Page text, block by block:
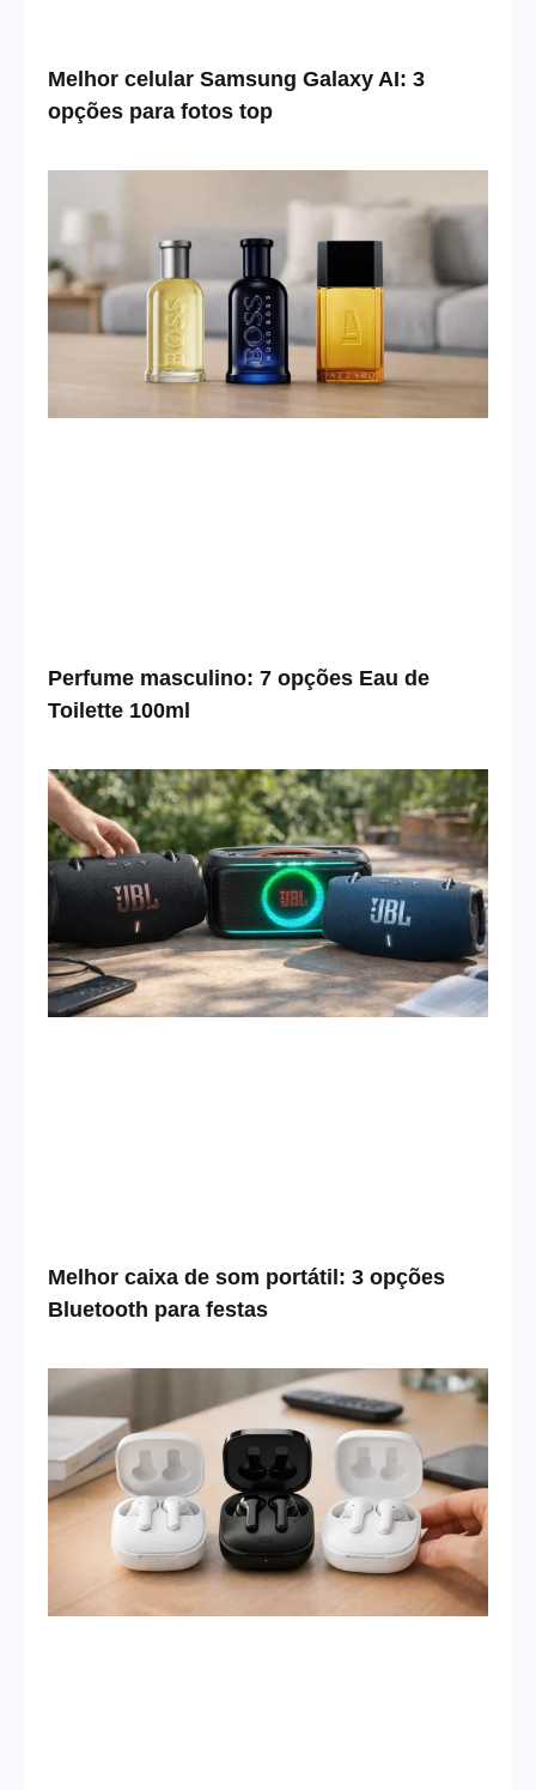
Melhor celular Samsung Galaxy AI: 3
opções para fotos top
Perfume masculino: 7 opções Eau de
Toilette 100ml
Melhor caixa de som portátil: 3 opções
Bluetooth para festas